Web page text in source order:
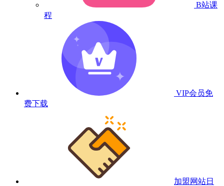
B站课
程
VIP会员免
费下载
加盟网站日